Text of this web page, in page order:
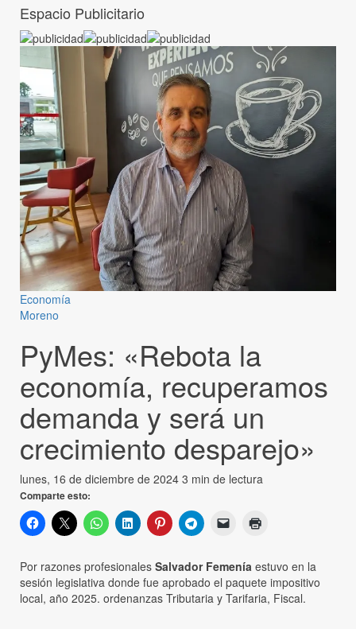
Espacio Publicitario
Economía
Moreno
PyMes: «Rebota la
economía, recuperamos
demanda y será un
crecimiento desparejo»
lunes, 16 de diciembre de 2024 3 min de lectura
Comparte esto:
Por razones profesionales Salvador Femenía estuvo en la
sesión legislativa donde fue aprobado el paquete impositivo
local, año 2025. ordenanzas Tributaria y Tarifaria, Fiscal.